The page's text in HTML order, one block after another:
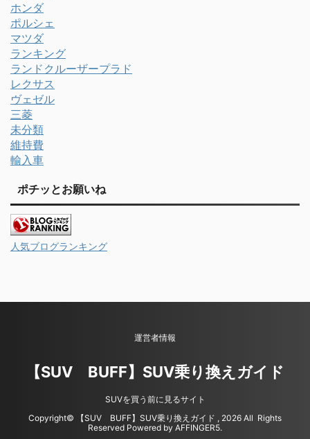
ホンダ
ポルシェ
マツダ
ランキング
ランドクルーザープラド
レクサス
ヴェゼル
三菱
未分類
維持費
輸入車
ポチッとお願いね
人気ブログランキング
運営者情報
【SUV BUFF】SUV乗り換えガイド
SUVを買う前に見るサイト
Copyright© 【SUV BUFF】SUV乗り換えガイド , 2026 All Rights
Reserved Powered by AFFINGER5.